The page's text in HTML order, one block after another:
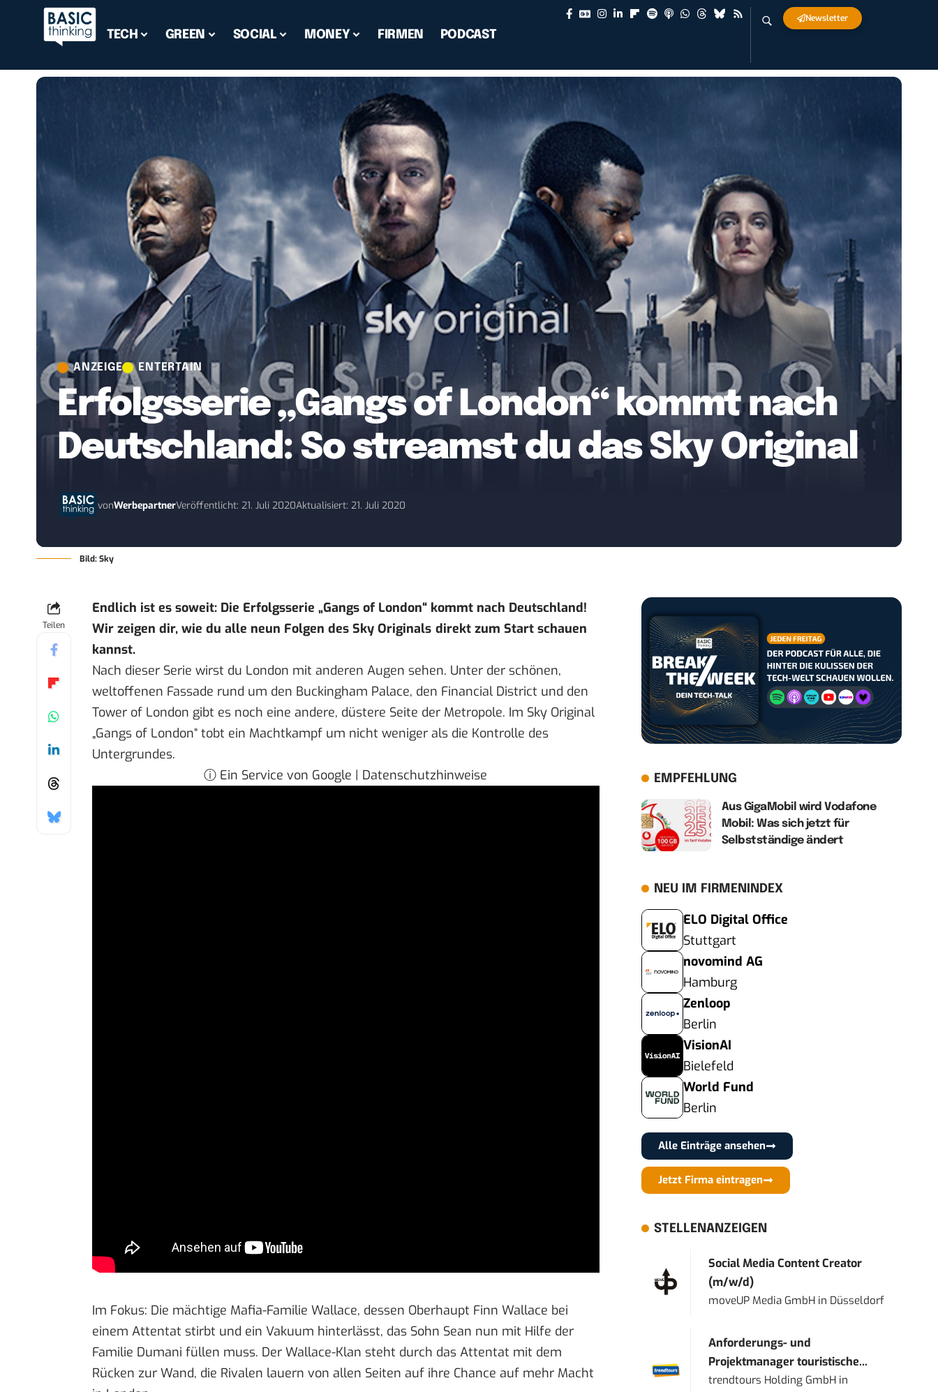
TECH GREEN SOCIAL MONEY FIRMEN PODCAST
Newsletter
ANZEIGE ENTERTAIN
Erfolgsserie „Gangs of London“ kommt nach
Deutschland: So streamst du das Sky Original
vonWerbepartnerVeröffentlicht: 21. Juli 2020Aktualisiert: 21. Juli 2020
Bild: Sky
Teilen
Endlich ist es soweit: Die Erfolgsserie „Gangs of London“ kommt nach Deutschland!
Wir zeigen dir, wie du alle neun Folgen des Sky Originals direkt zum Start schauen
kannst.
Nach dieser Serie wirst du London mit anderen Augen sehen. Unter der schönen,
weltoffenen Fassade rund um den Buckingham Palace, den Financial District und den
Tower of London gibt es noch eine andere, düstere Seite der Metropole. Im Sky Original
„Gangs of London“ tobt ein Machtkampf um nicht weniger als die Kontrolle des
Untergrundes.
ⓘ Ein Service von Google | Datenschutzhinweise
Im Fokus: Die mächtige Mafia-Familie Wallace, dessen Oberhaupt Finn Wallace bei
einem Attentat stirbt und ein Vakuum hinterlässt, das Sohn Sean nun mit Hilfe der
Familie Dumani füllen muss. Der Wallace-Klan steht durch das Attentat mit dem
Rücken zur Wand, die Rivalen lauern von allen Seiten auf ihre Chance auf mehr Macht
EMPFEHLUNG
Aus GigaMobil wird Vodafone
Mobil: Was sich jetzt für
Selbstständige ändert
NEU IM FIRMENINDEX
ELO Digital Office
Stuttgart
novomind AG
Hamburg
Zenloop
Berlin
VisionAI
Bielefeld
World Fund
Berlin
Alle Einträge ansehen
Jetzt Firma eintragen
STELLENANZEIGEN
Social Media Content Creator
(m/w/d)
moveUP Media GmbH in Düsseldorf
Anforderungs- und
Projektmanager touristische...
trendtours Holding GmbH in